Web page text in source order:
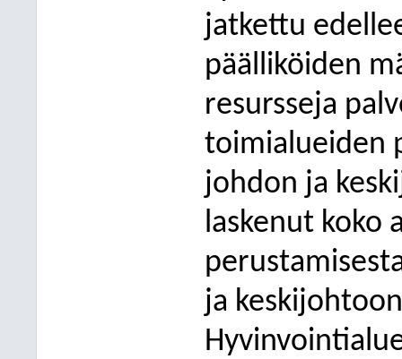
jatkettu
päälliköiden
resursseja
toimialueiden
johdon ja
laskenut koko
ja